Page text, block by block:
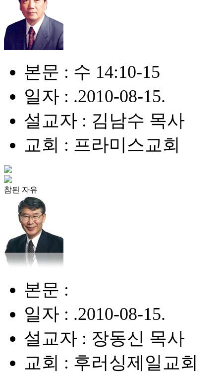
본문 : 수 14:10-15
일자 : .2010-08-15.
설교자 : 김남수 목사
교회 : 프라미스교회
참된 자유
본문 :
일자 : .2010-08-15.
설교자 : 장동신 목사
교회 : 후러싱제일교회